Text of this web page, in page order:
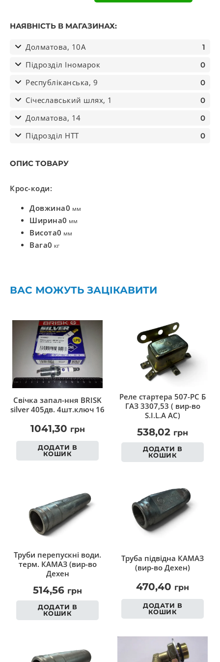
НАЯВНІСТЬ В МАГАЗИНАХ:
Долматова, 10А 1
Підрозділ Іномарок 0
Республіканська, 9 0
Січеславський шлях, 1 0
Долматова, 14 0
Підрозділ НТТ 0
ОПИС ТОВАРУ
Крос-коди:
Довжина0 мм
Ширина0 мм
Висота0 мм
Вага0 кг
ВАС МОЖУТЬ ЗАЦІКАВИТИ
Свічка запал-ння BRISK
silver 405дв. 4шт.ключ 16
1041,30 грн
ДОДАТИ В
КОШИК
Реле стартера 507-РС Б
ГАЗ 3307,53 ( вир-во
S.I.L.A AC)
538,02 грн
ДОДАТИ В
КОШИК
Труби перепускні води.
терм. КАМАЗ (вир-во
Дехен
514,56 грн
ДОДАТИ В
КОШИК
Труба підвідна КАМАЗ
(вир-во Дехен)
470,40 грн
ДОДАТИ В
КОШИК